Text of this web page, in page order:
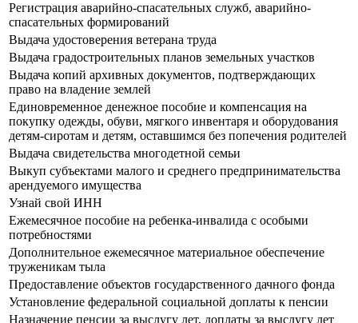
Регистрация аварийно-спасательных служб, аварийно-
спасательных формирований
Выдача удостоверения ветерана труда
Выдача градостроительных планов земельных участков
Выдача копий архивных документов, подтверждающих
право на владение землей
Единовременное денежное пособие и компенсация на
покупку одежды, обуви, мягкого инвентаря и оборудования
детям-сиротам и детям, оставшимся без попечения родителей
Выдача свидетельства многодетной семьи
Выкуп субъектами малого и среднего предпринимательства
арендуемого имущества
Узнай свой ИНН
Ежемесячное пособие на ребенка-инвалида с особыми
потребностями
Дополнительное ежемесячное материальное обеспечение
труженикам тыла
Предоставление объектов государственного дачного фонда
Установление федеральной социальной доплаты к пенсии
Назначение пенсии за выслугу лет, доплаты за выслугу лет